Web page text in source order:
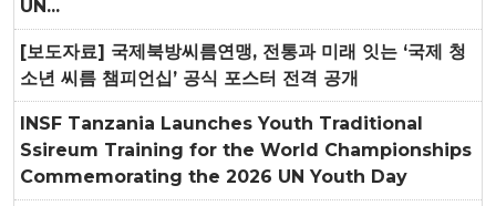
UN...
[보도자료] 국제북방씨름연맹, 전통과 미래 잇는 ‘국제 청
소년 씨름 챔피언십’ 공식 포스터 전격 공개
INSF Tanzania Launches Youth Traditional
Ssireum Training for the World Championships
Commemorating the 2026 UN Youth Day